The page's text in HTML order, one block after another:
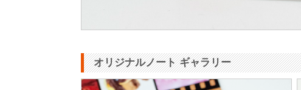
オリジナルノート ギャラリー